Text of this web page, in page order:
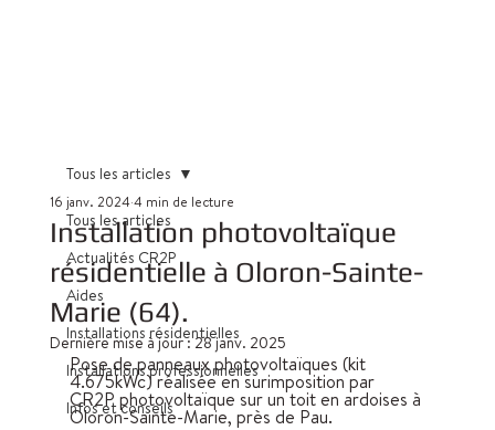
Tous les articles
Actualités CR2P
Aides
Installations résidentielles
Installations professionnelles
Infos et conseils
Tous les articles
Installation photovoltaïque
résidentielle à Oloron-Sainte-
Marie (64).
16 janv. 2024 4 min de lecture
Dernière mise à jour :28 janv. 2025
Pose de panneaux photovoltaïques (kit
4.675kWc) réalisée en surimposition par
CR2P photovoltaïque sur un toit en ardoises à
Oloron-Sainte-Marie, près de Pau.